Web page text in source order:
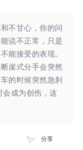
，需要你自己去
也是比较强烈的
非常的保护，也
的离异，看起来
。至于孩子爸爸
对孩子有伤害，
意，只是你的一
，反映了你内在
不甘心，你的问
说不正常，只是
能接受的表现。
崖式分手会突然
的时候突然急刹
会成为创伤，这
重要的人寻求庇
击自己，来感
分享